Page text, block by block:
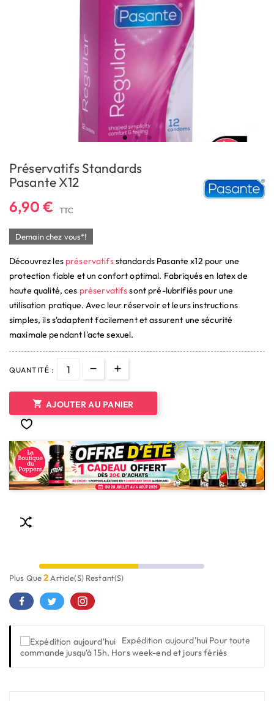
Préservatifs Standards
Pasante X12
6,90 € TTC
Demain chez vous*!
Découvrez les préservatifsstandards Pasante x12 pour une
protection fiable et un confort optimal. Fabriqués en latex de
haute qualité, ces préservatifssont pré-lubrifiés pour une
utilisation pratique. Avec leur réservoir et leurs instructions
simples, ils s'adaptent facilement et assurent une sécurité
maximale pendant l'acte sexuel.
QUANTITÉ :
 AJOUTER AU PANIER
Plus Que2Article(s) Restant(s)
Expédition aujourd'hui Pour toute
commande jusqu'à 15h. Hors week-end et jours fériés